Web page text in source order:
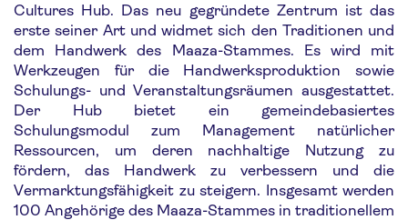
Cultures Hub. Das neu gegründete Zentrum ist das
erste seiner Art und widmet sich den Traditionen und
dem Handwerk des Maaza-Stammes. Es wird mit
Werkzeugen für die Handwerksproduktion sowie
Schulungs- und Veranstaltungsräumen ausgestattet.
Der Hub bietet ein gemeindebasiertes
Schulungsmodul zum Management natürlicher
Ressourcen, um deren nachhaltige Nutzung zu
fördern, das Handwerk zu verbessern und die
Vermarktungsfähigkeit zu steigern. Insgesamt werden
100 Angehörige des Maaza-Stammes in traditionellem